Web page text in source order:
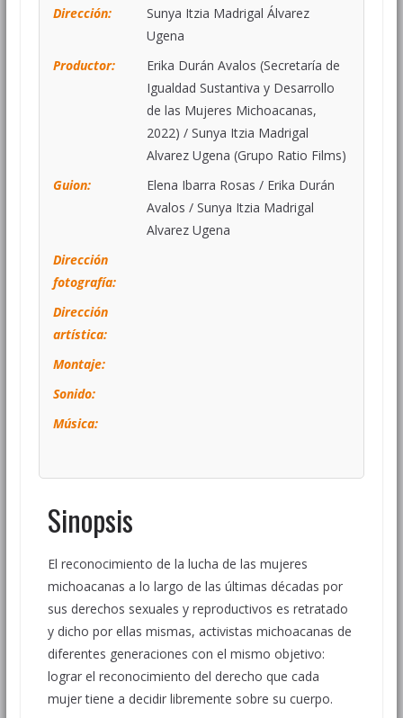
Dirección:
Sunya Itzia Madrigal Álvarez
Ugena
Productor:
Erika Durán Avalos (Secretaría de
Igualdad Sustantiva y Desarrollo
de las Mujeres Michoacanas,
2022) / Sunya Itzia Madrigal
Alvarez Ugena (Grupo Ratio Films)
Guion:
Elena Ibarra Rosas / Erika Durán
Avalos / Sunya Itzia Madrigal
Alvarez Ugena
Dirección
fotografía:
Dirección
artística:
Montaje:
Sonido:
Música:
Sinopsis
El reconocimiento de la lucha de las mujeres
michoacanas a lo largo de las últimas décadas por
sus derechos sexuales y reproductivos es retratado
y dicho por ellas mismas, activistas michoacanas de
diferentes generaciones con el mismo objetivo:
lograr el reconocimiento del derecho que cada
mujer tiene a decidir libremente sobre su cuerpo.